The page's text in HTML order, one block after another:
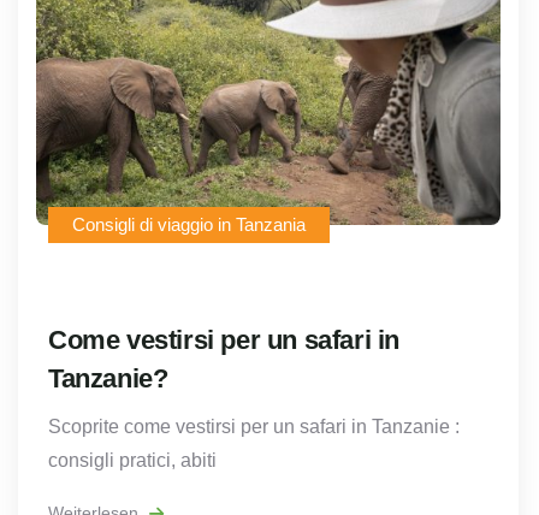
Consigli di viaggio in Tanzania
Come vestirsi per un safari in
Tanzanie?
Scoprite come vestirsi per un safari in Tanzanie :
consigli pratici, abiti